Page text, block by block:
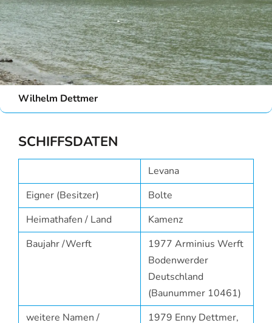
Wilhelm Dettmer
SCHIFFSDATEN
Levana
Eigner (Besitzer)
Bolte
Heimathafen / Land
Kamenz
Baujahr /Werft
1977 Arminius Werft
Bodenwerder
Deutschland
(Baunummer 10461)
weitere Namen /
1979 Enny Dettmer,